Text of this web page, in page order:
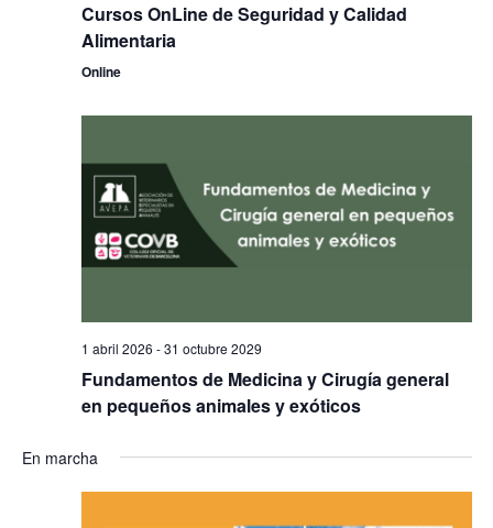
Cursos OnLine de Seguridad y Calidad
Alimentaria
Online
1 abril 2026 -31 octubre 2029
Fundamentos de Medicina y Cirugía general
en pequeños animales y exóticos
En marcha